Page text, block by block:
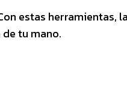
estas herramientas, la
tu mano.